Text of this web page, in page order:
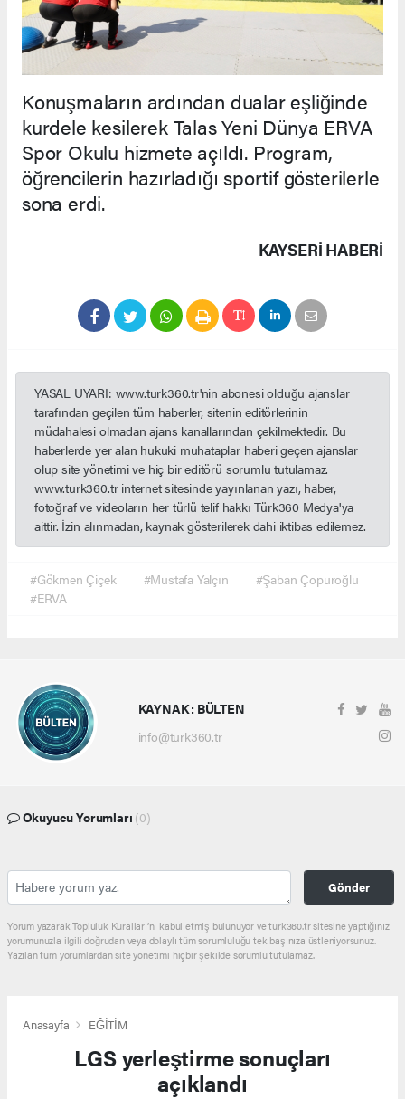
Konuşmaların ardından dualar eşliğinde
kurdele kesilerek Talas Yeni Dünya ERVA
Spor Okulu hizmete açıldı. Program,
öğrencilerin hazırladığı sportif gösterilerle
sona erdi.
KAYSERI HABERİ
YASAL UYARI: www.turk360.tr'nin abonesi olduğu ajanslar
tarafından geçilen tüm haberler, sitenin editörlerinin
müdahalesi olmadan ajans kanallarından çekilmektedir. Bu
haberlerde yer alan hukuki muhataplar haberi geçen ajanslar
olup site yönetimi ve hiç bir editörü sorumlu tutulamaz.
www.turk360.tr internet sitesinde yayınlanan yazı, haber,
fotoğraf ve videoların her türlü telif hakkı Türk360 Medya'ya
aittir. İzin alınmadan, kaynak gösterilerek dahi iktibas edilemez.
#Gökmen Çiçek #Mustafa Yalçın
#Şaban Çopuroğlu
#ERVA
KAYNAK : BÜLTEN
info@turk360.tr
Okuyucu Yorumları (0)
Gönder
Yorum yazarak Topluluk Kuralları’nı kabul etmiş bulunuyor ve turk360.tr sitesine yaptığınız
yorumunuzla ilgili doğrudan veya dolaylı tüm sorumluluğu tek başınıza üstleniyorsunuz.
Yazılan tüm yorumlardan site yönetimi hiçbir şekilde sorumlu tutulamaz.
Anasayfa EĞİTİM
LGS yerleştirme sonuçları
açıklandı